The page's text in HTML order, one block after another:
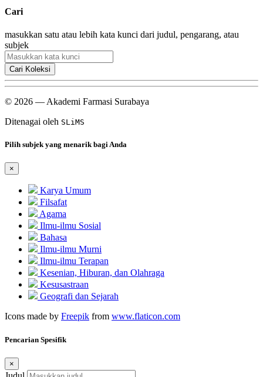
Cari
masukkan satu atau lebih kata kunci dari judul, pengarang, atau
subjek
Cari Koleksi
© 2026 — Akademi Farmasi Surabaya
Ditenagai oleh SLiMS
Pilih subjek yang menarik bagi Anda
×
Karya Umum
Filsafat
Agama
Ilmu-ilmu Sosial
Bahasa
Ilmu-ilmu Murni
Ilmu-ilmu Terapan
Kesenian, Hiburan, dan Olahraga
Kesusastraan
Geografi dan Sejarah
Icons made by Freepik from www.flaticon.com
Pencarian Spesifik
×